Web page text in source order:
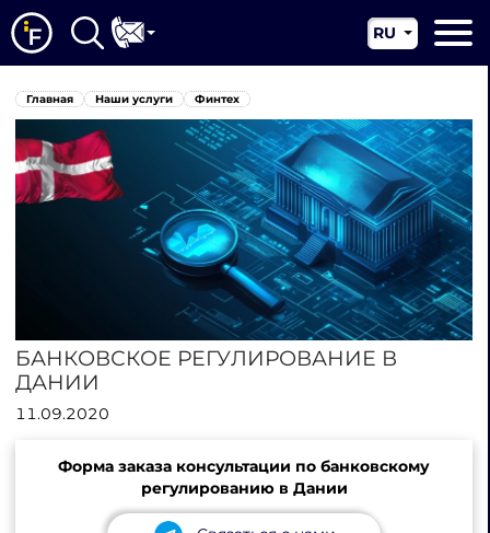
О нас
Наши услуги
Новости
Юрисдикции
Контакты
RU
EN
Главная Наши услуги Финтех
БАНКОВСКОЕ РЕГУЛИРОВАНИЕ В
ДАНИИ
11.09.2020
Форма заказа консультации по банковскому
регулированию в Дании